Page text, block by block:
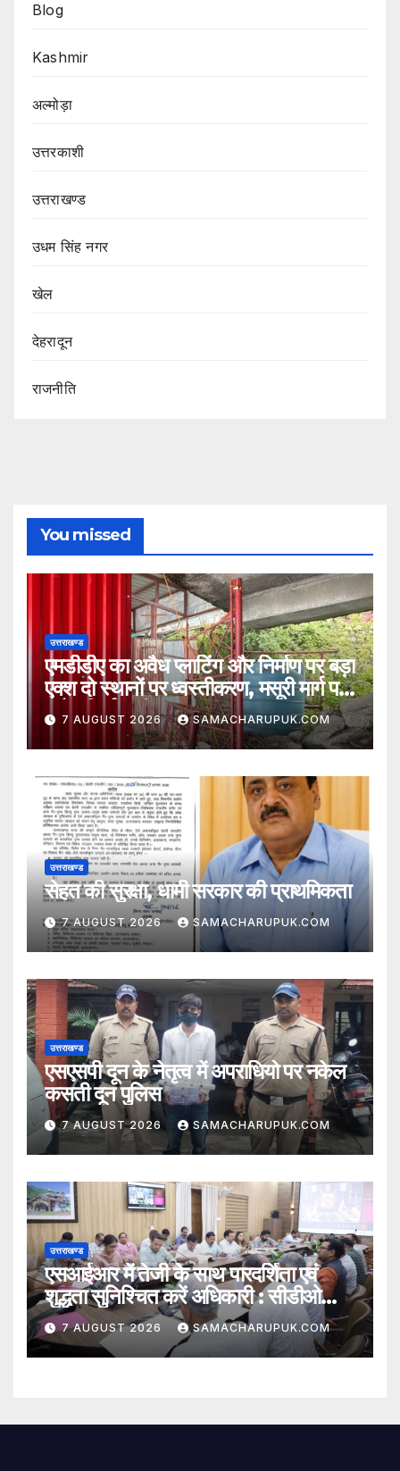
Blog
Kashmir
अल्मोड़ा
उत्तरकाशी
उत्तराखण्ड
उधम सिंह नगर
खेल
देहरादून
राजनीति
You missed
उत्तराखण्ड
एमडीडीए का अवैध प्लाटिंग और निर्माण पर बड़ा
एक्श दो स्थानों पर ध्वस्तीकरण, मसूरी मार्ग पर
अवैध निर्माण सील
7 AUGUST 2026 SAMACHARUPUK.COM
उत्तराखण्ड
सेहत की सुरक्षा, धामी सरकार की प्राथमिकता
7 AUGUST 2026 SAMACHARUPUK.COM
उत्तराखण्ड
एसएसपी दून के नेतृत्व में अपराधियो पर नकेल
कसती दून पुलिस
7 AUGUST 2026 SAMACHARUPUK.COM
उत्तराखण्ड
एसआईआर में तेजी के साथ पारदर्शिता एवं
शुद्धता सुनिश्चित करें अधिकारी : सीडीओ
अभिनव शाह
7 AUGUST 2026 SAMACHARUPUK.COM